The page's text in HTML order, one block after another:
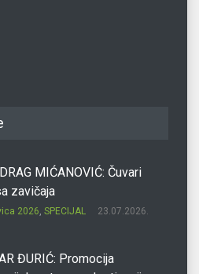
MIĆANOVIĆ: Čuvari
zavičaja
2026 SPECIJAL 23.07.2026.
ĐURIĆ: Promocija